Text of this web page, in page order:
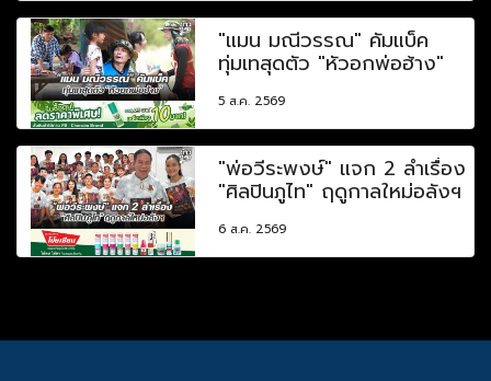
"แมน มณีวรรณ" คัมแบ็ค
ทุ่มเทสุดตัว "หัวอกพ่อฮ้าง"
5 ส.ค. 2569
"พ่อวีระพงษ์" แจก 2 ลำเรื่อง
"ศิลปินภูไท" ฤดูกาลใหม่อลังฯ
6 ส.ค. 2569